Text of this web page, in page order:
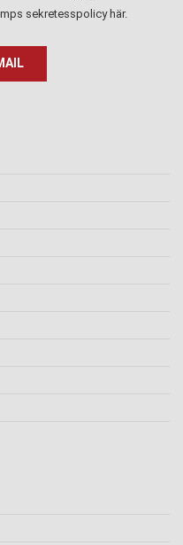
sekretesspolicyhär.